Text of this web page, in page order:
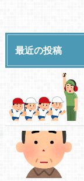
最近の投稿